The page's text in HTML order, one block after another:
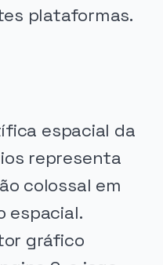
plataformas.
espacial da
representa
colossal em
espacial.
gráfico